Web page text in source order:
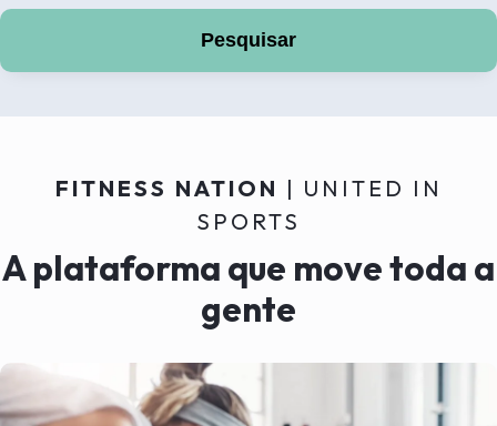
Pesquisar
FITNESS NATION | UNITED IN
SPORTS
A plataforma que move toda a
gente